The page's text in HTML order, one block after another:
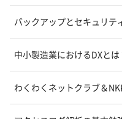
バックアップとセキュリテ
中小製造業におけるDXと
わくわくネットクラブ＆